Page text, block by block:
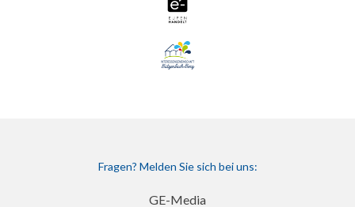
Fragen? Melden Sie sich bei uns:
GE-Media